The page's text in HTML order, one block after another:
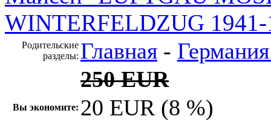
Родительские
разделы: Главная -
250 EUR
Вы экономите: 20 EUR (8 %)